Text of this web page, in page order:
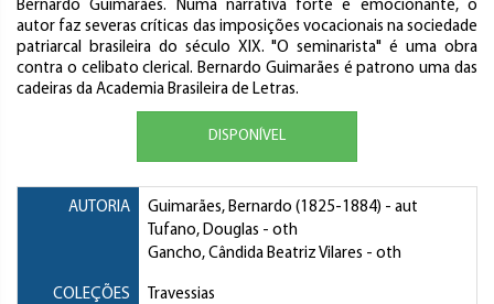
Bernardo Guimarães. Numa narrativa forte e emocionante, o
autor faz severas críticas das imposições vocacionais na sociedade
patriarcal brasileira do século XIX. "O seminarista" é uma obra
contra o celibato clerical. Bernardo Guimarães é patrono uma das
cadeiras da Academia Brasileira de Letras.
DISPONÍVEL
AUTORIA Guimarães, Bernardo (1825-1884) - aut
Tufano, Douglas - oth
Gancho, Cândida Beatriz Vilares - oth
COLEÇÕES Travessias